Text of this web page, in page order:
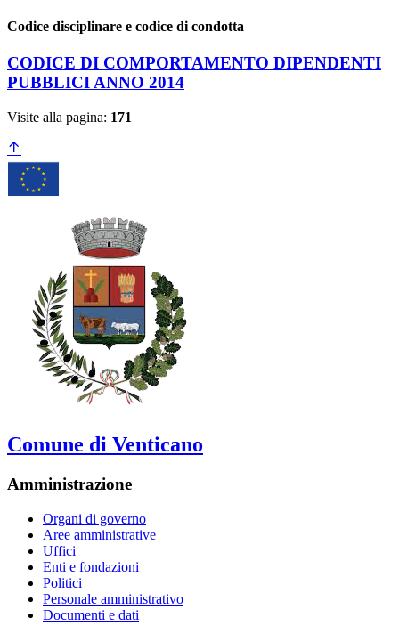
Codice disciplinare e codice di condotta
CODICE DI COMPORTAMENTO DIPENDENTI
PUBBLICI ANNO 2014
Visite alla pagina: 171
Comune di Venticano
Amministrazione
Organi di governo
Aree amministrative
Uffici
Enti e fondazioni
Politici
Personale amministrativo
Documenti e dati